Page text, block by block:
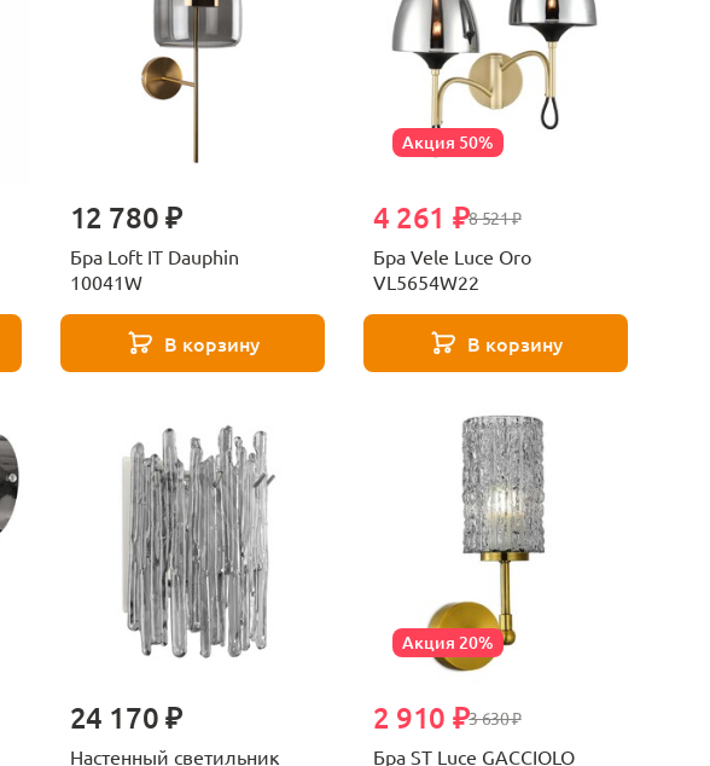
12 780 ₽
Бра Loft IT Dauphin
10041W
В корзину
Акция 50%
8 521 ₽
4 261 ₽
Бра Vele Luce Oro
VL5654W22
В корзину
24 170 ₽
Настенный светильник
Акция 20%
3 630 ₽
2 910 ₽
Бра ST Luce GACCIOLO